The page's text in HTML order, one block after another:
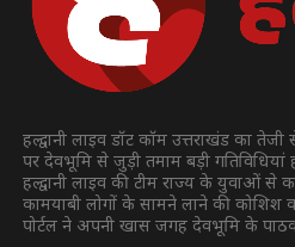
हल्द्वानी लाइव डॉट कॉम उत्तराखंड का
पर देवभूमि से जुड़ी तमाम बड़ी
हल्द्वानी लाइव की टीम राज्य के युवाओं से
कामयाबी लोगों के सामने लाने की
पोर्टल ने अपनी खास जगह देवभूमि के